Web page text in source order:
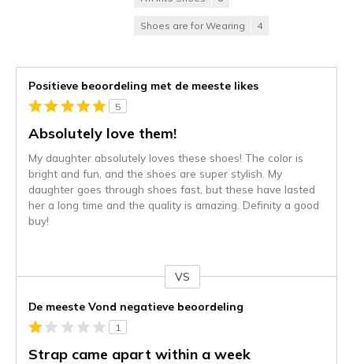
Shoes are for Wearing 4
Positieve beoordeling met de meeste likes
5
Absolutely love them!
My daughter absolutely loves these shoes! The color is
bright and fun, and the shoes are super stylish. My
daughter goes through shoes fast, but these have lasted
her a long time and the quality is amazing. Definity a good
buy!
content
wordt
momenteel
gemigreerd
VS
De meeste Vond negatieve beoordeling
1
Strap came apart within a week